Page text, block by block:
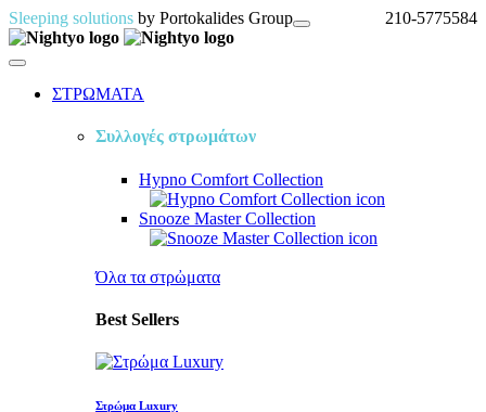
Sleeping solutions by Portokalides Group 210-5775584
ΣΤΡΩΜΑΤΑ
Συλλογές στρωμάτων
Hypno Comfort Collection
Snooze MasterCollection
Όλα τα στρὠματα
Best Sellers
Στρώμα Luxury